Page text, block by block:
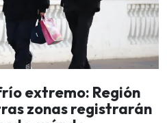
extremo: Región
zonas registrarán